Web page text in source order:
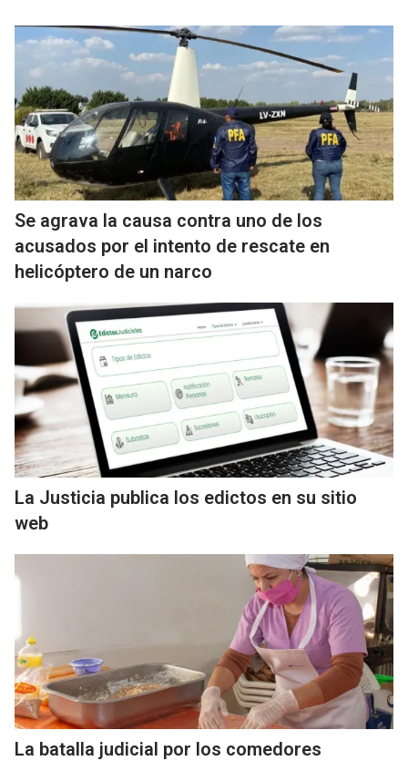
Se agrava la causa contra uno de los
acusados por el intento de rescate en
helicóptero de un narco
La Justicia publica los edictos en su sitio
web
La batalla judicial por los comedores